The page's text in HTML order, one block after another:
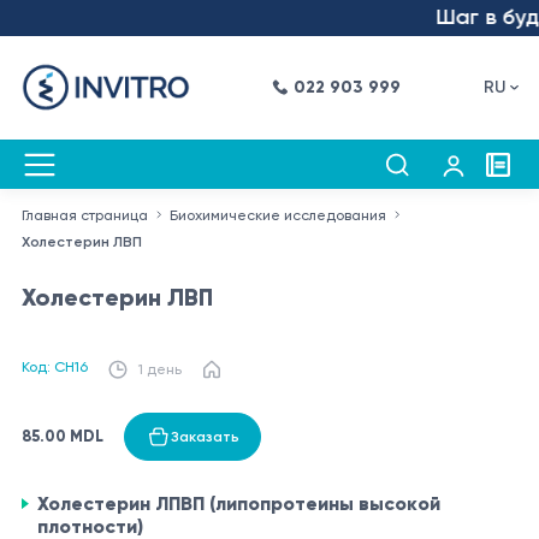
Шаг в
022 903 999 RU
Главная страница
Биохимические исследования
Холестерин ЛВП
Холестерин ЛВП
Код: CH16 1 день
85.00 MDL Заказать
Холестерин ЛПВП (липопротеины высокой
плотности)